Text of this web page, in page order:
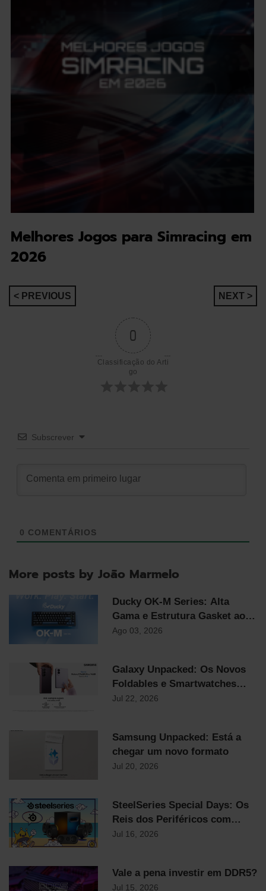
Melhores Jogos para Simracing em
2026
Navegação
< PREVIOUS NEXT >
0
Classificação do Arti
go
Subscrever
0 COMENTÁRIOS
More posts by João Marmelo
Ducky OK-M Series: Alta
Gama e Estrutura Gasket ao
Preço Mais Competitivo do
Ago 03, 2026
Galaxy Unpacked: Os Novos
Foldables e Smartwatches
Samsung já chegaram!
Jul 22, 2026
Samsung Unpacked: Está a
chegar um novo formato
Jul 20, 2026
SteelSeries Special Days: Os
Reis dos Periféricos com
Descontos Flash Até
Jul 16, 2026
Vale a pena investir em DDR5?
Jul 15, 2026